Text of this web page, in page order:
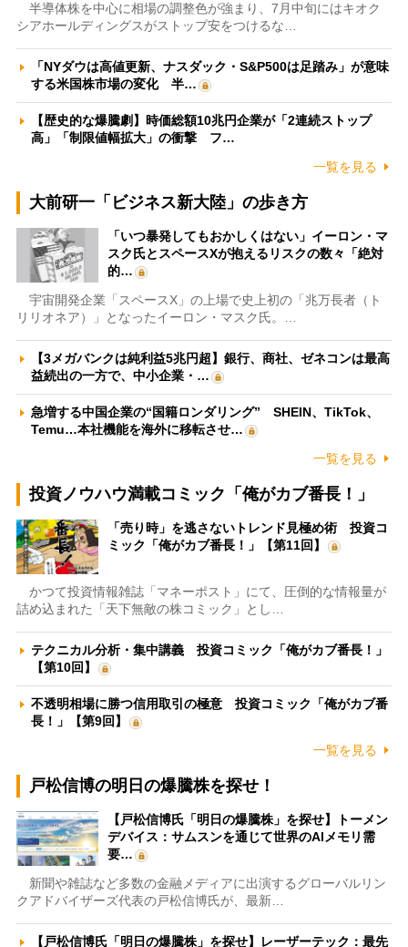
半導体株を中心に相場の調整色が強まり、7月中旬にはキオク
シアホールディングスがストップ安をつけるな…
「NYダウは高値更新、ナスダック・S&P500は足踏み」が意味
する米国株市場の変化 半…
【歴史的な爆騰劇】時価総額10兆円企業が「2連続ストップ
高」「制限値幅拡大」の衝撃 フ…
一覧を見る
大前研一「ビジネス新大陸」の歩き方
「いつ暴発してもおかしくはない」イーロン・マ
スク氏とスペースXが抱えるリスクの数々「絶対
的…
宇宙開発企業「スペースX」の上場で史上初の「兆万長者（ト
リリオネア）」となったイーロン・マスク氏。…
【3メガバンクは純利益5兆円超】銀行、商社、ゼネコンは最高
益続出の一方で、中小企業・…
急増する中国企業の“国籍ロンダリング” SHEIN、TikTok、
Temu…本社機能を海外に移転させ…
一覧を見る
投資ノウハウ満載コミック「俺がカブ番長！」
「売り時」を逃さないトレンド見極め術 投資コ
ミック「俺がカブ番長！」【第11回】
かつて投資情報雑誌「マネーポスト」にて、圧倒的な情報量が
詰め込まれた「天下無敵の株コミック」とし…
テクニカル分析・集中講義 投資コミック「俺がカブ番長！」
【第10回】
不透明相場に勝つ信用取引の極意 投資コミック「俺がカブ番
長！」【第9回】
一覧を見る
戸松信博の明日の爆騰株を探せ！
【戸松信博氏「明日の爆騰株」を探せ】トーメン
デバイス：サムスンを通じて世界のAIメモリ需
要…
新聞や雑誌など多数の金融メディアに出演するグローバルリン
クアドバイザーズ代表の戸松信博氏が、最新…
【戸松信博氏「明日の爆騰株」を探せ】レーザーテック：最先